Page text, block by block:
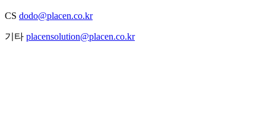
CS dodo@placen.co.kr
기타 placensolution@placen.co.kr